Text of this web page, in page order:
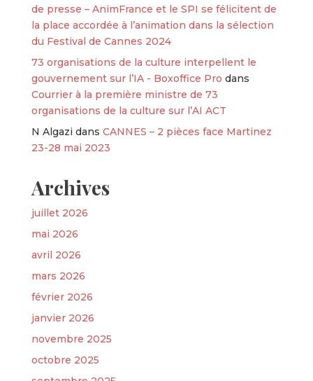
de presse – AnimFrance et le SPI se félicitent de
la place accordée à l’animation dans la sélection
du Festival de Cannes 2024
73 organisations de la culture interpellent le
gouvernement sur l’IA - Boxoffice Pro dans
Courrier à la première ministre de 73
organisations de la culture sur l’AI ACT
N Algazi dans CANNES – 2 pièces face Martinez
23-28 mai 2023
Archives
juillet 2026
mai 2026
avril 2026
mars 2026
février 2026
janvier 2026
novembre 2025
octobre 2025